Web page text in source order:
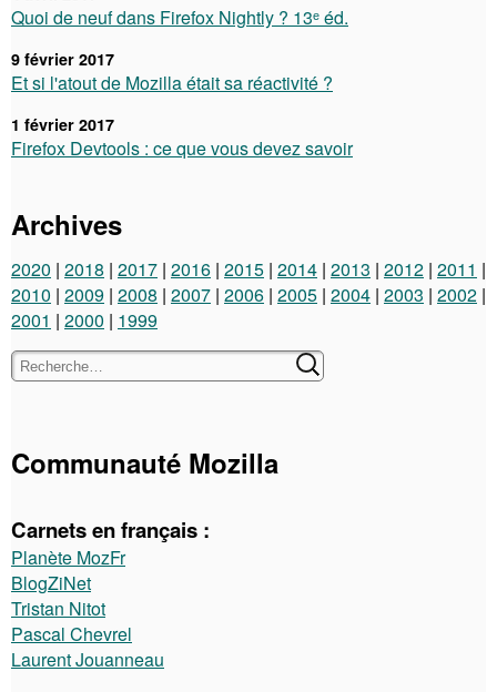
Quoi de neuf dans Firefox Nightly ? 13ᵉ éd.
9 février 2017
Et si l'atout de Mozilla était sa réactivité ?
1 février 2017
Firefox Devtools : ce que vous devez savoir
Archives
2020 2018 2017 2016 2015 2014 2013 2012 2011
2010 2009 2008 2007 2006 2005 2004 2003 2002
2001
2000 1999
Communauté Mozilla
Carnets en français :
Planète MozFr
BlogZiNet
Tristan Nitot
Pascal Chevrel
Laurent Jouanneau